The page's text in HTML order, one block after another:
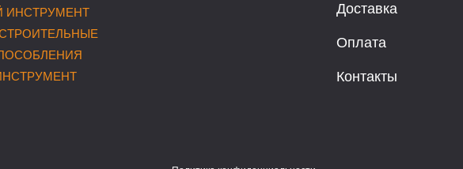
ИНСТРУМЕНТ
Доставка
Оплата
Контакты